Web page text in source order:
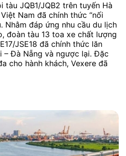
tàu JQB1/JQB2 trên tuyến Hà
Nam đã chính thức “nối
Nhằm đáp ứng nhu cầu du lịch
đoàn tàu 13 toa xe chất lượng
JSE18 đã chính thức lăn
– Đà Nẵng và ngược lại. Đặc
cho hành khách, Vexere đã